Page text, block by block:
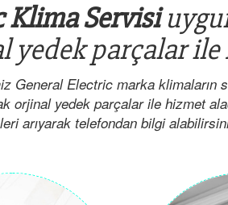
Klima Servisi
parçalar ile
General Electric marka klimaların
orjinal yedek parçalar ile hizmet
arıyarak telefondan bilgi